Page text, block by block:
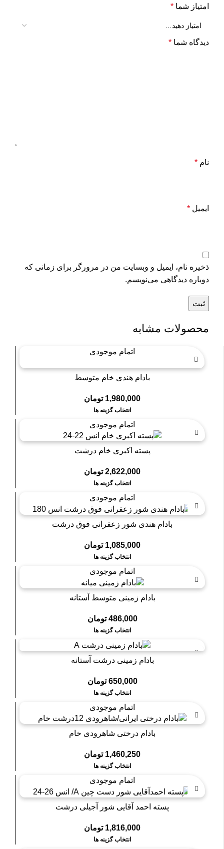
امتیاز شما *
دیدگاه شما *
نام *
ایمیل *
ذخیره نام، ایمیل و وبسایت من در مرورگر برای زمانی که
دوباره دیدگاهی می‌نویسم.
محصولات مشابه
اتمام موجودی
بادام هندی خام متوسط
1,980,000 تومان
انتخاب گزینه ها
اتمام موجودی
پسته اکبری خام درشت
2,622,000 تومان
انتخاب گزینه ها
اتمام موجودی
بادام هندی شور زعفرانی فوق درشت
1,085,000 تومان
انتخاب گزینه ها
اتمام موجودی
بادام زمینی متوسط آستانه
486,000 تومان
انتخاب گزینه ها
بادام زمینی درشت آستانه
650,000 تومان
انتخاب گزینه ها
اتمام موجودی
بادام درختی شاهرودی خام
1,460,250 تومان
انتخاب گزینه ها
اتمام موجودی
پسته احمد آقایی شور آجیلی درشت
1,816,000 تومان
انتخاب گزینه ها